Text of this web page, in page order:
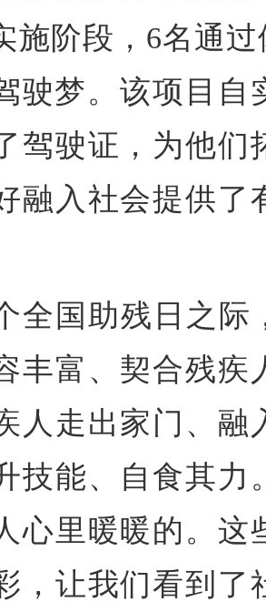
施阶段，6名通
驶梦。该项目自
驾驶证，为他们
融入社会提供了
全国助残日之
丰富、契合残疾
人走出家门、融
技能、自食其
心里暖暖的。这
，让我们看到了